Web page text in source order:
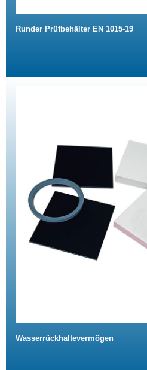
Runder Prüfbehälter EN 1015-19
Wasserrückhaltevermögen